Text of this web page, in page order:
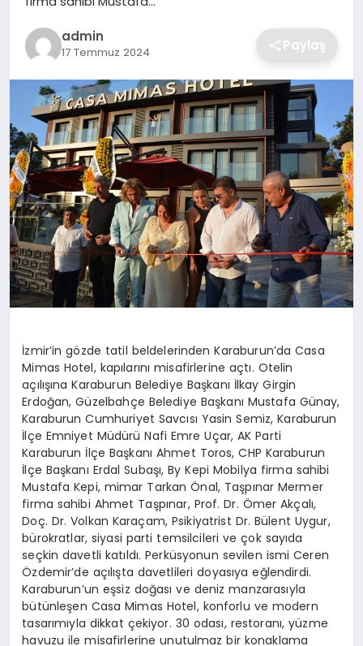
YAŞAM
admin
17 Temmuz 2024 Paylaş
İzmir’in gözde tatil beldelerinden Karaburun’da Casa
Mimas Hotel, kapılarını misafirlerine açtı. Otelin
açılışına Karaburun Belediye Başkanı İlkay Girgin
Erdoğan, Güzelbahçe Belediye Başkanı Mustafa Günay,
Karaburun Cumhuriyet Savcısı Yasin Semiz, Karaburun
İlçe Emniyet Müdürü Nafi Emre Uçar, AK Parti
Karaburun İlçe Başkanı Ahmet Toros, CHP Karaburun
İlçe Başkanı Erdal Subaşı, By Kepi Mobilya firma sahibi
Mustafa Kepi, mimar Tarkan Önal, Taşpınar Mermer
firma sahibi Ahmet Taşpınar, Prof. Dr. Ömer Akçalı,
Doç. Dr. Volkan Karaçam, Psikiyatrist Dr. Bülent Uygur,
bürokratlar, siyasi parti temsilcileri ve çok sayıda
seçkin davetli katıldı. Perküsyonun sevilen ismi Ceren
Özdemir’de açılışta davetlileri doyasıya eğlendirdi.
Karaburun’un eşsiz doğası ve deniz manzarasıyla
bütünleşen Casa Mimas Hotel, konforlu ve modern
tasarımıyla dikkat çekiyor. 30 odası, restoranı, yüzme
havuzu ile misafirlerine unutulmaz bir konaklama